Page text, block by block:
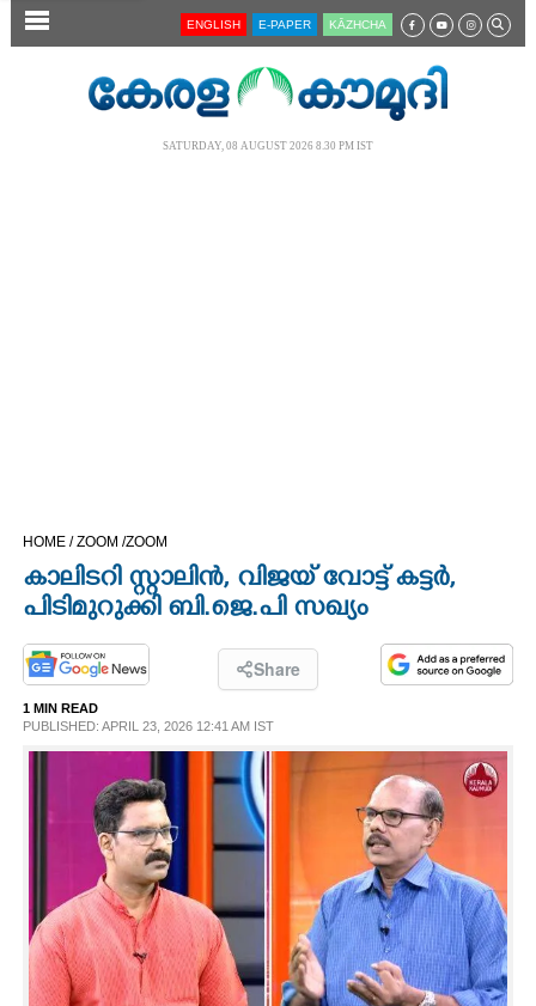
SECTIONS
OPINION
SPIRITUAL
INFO+
ART
ENGLISH E-PAPER KĀZHCHA
SATURDAY, 08 AUGUST 2026 8.30 PM IST
HOME /ZOOM /ZOOM
കാലിടറി സ്റ്റാലിൻ, വിജയ് വോട്ട് കട്ടർ,
പിടിമുറുക്കി ബി.ജെ.പി സഖ്യം
Share
1 MIN READ
PUBLISHED: APRIL 23, 2026 12:41 AM IST